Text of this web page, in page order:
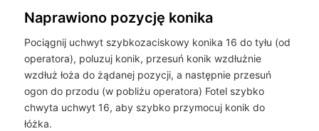
Naprawiono pozycję konika
Pociągnij uchwyt szybkozaciskowy konika 16 do tyłu (od
operatora), poluzuj konik, przesuń konik wzdłużnie
wzdłuż łoża do żądanej pozycji, a następnie przesuń
ogon do przodu (w pobliżu operatora) Fotel szybko
chwyta uchwyt 16, aby szybko przymocuj konik do
łóżka.